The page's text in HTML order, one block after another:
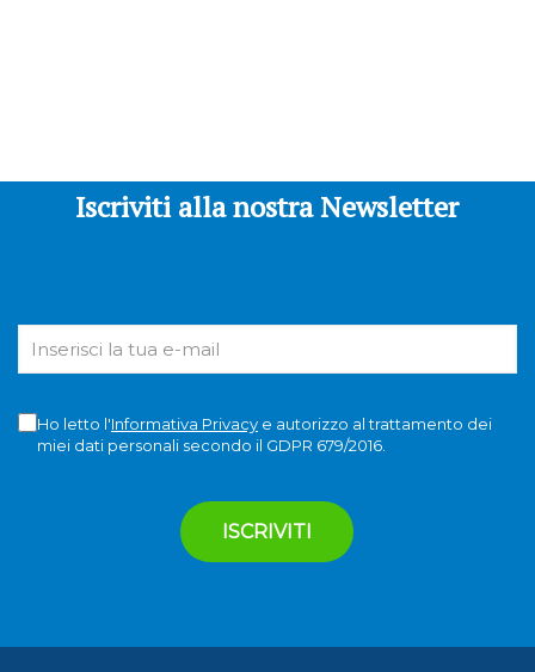
Iscriviti alla nostra Newsletter
Ho letto l'Informativa Privacye autorizzo al trattamento dei
miei dati personali secondo il GDPR 679/2016.